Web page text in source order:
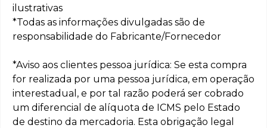
ilustrativas
*Todas as informações divulgadas são de
responsabilidade do Fabricante/Fornecedor
*Aviso aos clientes pessoa jurídica: Se esta compra
for realizada por uma pessoa jurídica, em operação
interestadual, e por tal razão poderá ser cobrado
um diferencial de alíquota de ICMS pelo Estado
de destino da mercadoria. Esta obrigação legal